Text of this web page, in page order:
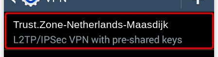
Trust.Zone-Netherlands-Maasdijk